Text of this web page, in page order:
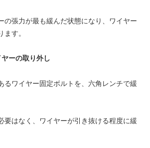
の張力が最も緩んだ状態になり、ワイヤー
す。
ーの取り外し
るワイヤー固定ボルトを、六角レンチで緩
要はなく、ワイヤーが引き抜ける程度に緩